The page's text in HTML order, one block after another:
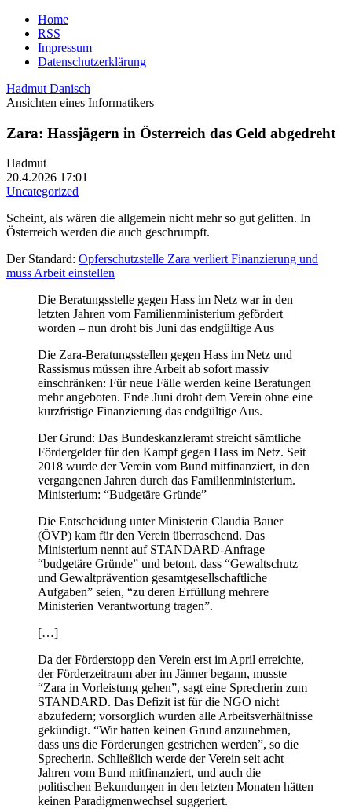
Home
RSS
Impressum
Datenschutzerklärung
Hadmut Danisch
Ansichten eines Informatikers
Zara: Hassjägern in Österreich das Geld abgedreht
Hadmut
20.4.2026 17:01
Uncategorized
Scheint, als wären die allgemein nicht mehr so gut gelitten. In
Österreich werden die auch geschrumpft.
Der Standard: Opferschutzstelle Zara verliert Finanzierung und
muss Arbeit einstellen
Die Beratungsstelle gegen Hass im Netz war in den
letzten Jahren vom Familienministerium gefördert
worden – nun droht bis Juni das endgültige Aus
Die Zara-Beratungsstellen gegen Hass im Netz und
Rassismus müssen ihre Arbeit ab sofort massiv
einschränken: Für neue Fälle werden keine Beratungen
mehr angeboten. Ende Juni droht dem Verein ohne eine
kurzfristige Finanzierung das endgültige Aus.
Der Grund: Das Bundeskanzleramt streicht sämtliche
Fördergelder für den Kampf gegen Hass im Netz. Seit
2018 wurde der Verein vom Bund mitfinanziert, in den
vergangenen Jahren durch das Familienministerium.
Ministerium: “Budgetäre Gründe”
Die Entscheidung unter Ministerin Claudia Bauer
(ÖVP) kam für den Verein überraschend. Das
Ministerium nennt auf STANDARD-Anfrage
“budgetäre Gründe” und betont, dass “Gewaltschutz
und Gewaltprävention gesamtgesellschaftliche
Aufgaben” seien, “zu deren Erfüllung mehrere
Ministerien Verantwortung tragen”.
[…]
Da der Förderstopp den Verein erst im April erreichte,
der Förderzeitraum aber im Jänner begann, musste
“Zara in Vorleistung gehen”, sagt eine Sprecherin zum
STANDARD. Das Defizit ist für die NGO nicht
abzufedern; vorsorglich wurden alle Arbeitsverhältnisse
gekündigt. “Wir hatten keinen Grund anzunehmen,
dass uns die Förderungen gestrichen werden”, so die
Sprecherin. Schließlich werde der Verein seit acht
Jahren vom Bund mitfinanziert, und auch die
politischen Bekundungen in den letzten Monaten hätten
keinen Paradigmenwechsel suggeriert.